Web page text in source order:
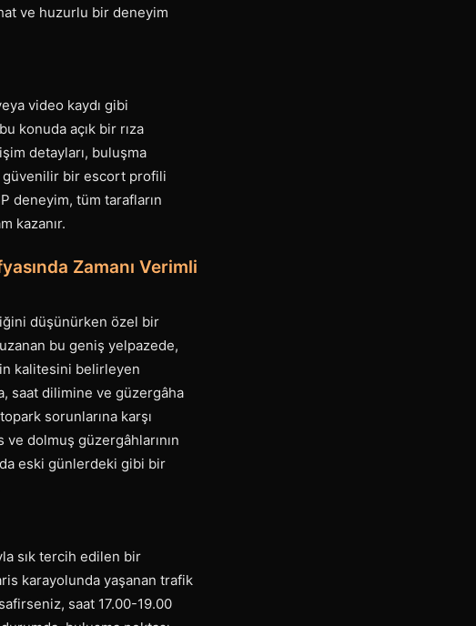
ve huzurlu bir deneyim
video kaydı gibi
konuda açık bir rıza
detayları, buluşma
güvenilir bir escort profili
deneyim, tüm tarafların
kazanır.
Zamanı Verimli
düşünürken özel bir
bu geniş yelpazede,
kalitesini belirleyen
saat dilimine ve güzergâha
sorunlarına karşı
dolmuş güzergâhlarının
eski günlerdeki gibi bir
sık tercih edilen bir
karayolunda yaşanan trafik
saat 17.00-19.00